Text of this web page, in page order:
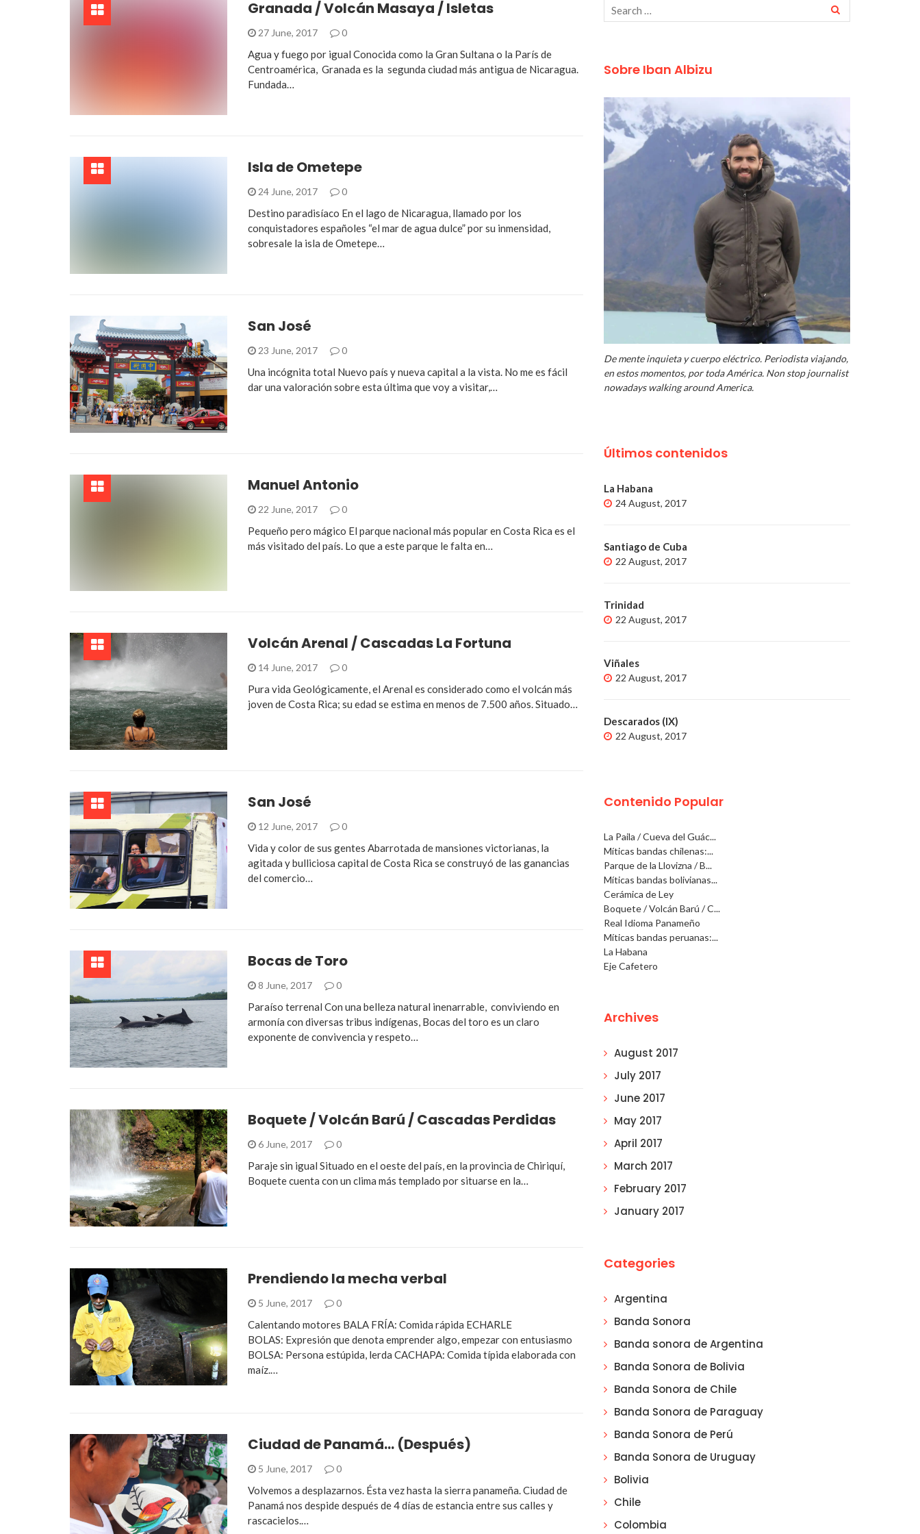
Granada / Volcán Masaya / Isletas
27 June, 2017 0
Agua y fuego por igual Conocida como la Gran Sultana o la París de
Centroamérica, Granada es la segunda ciudad más antigua de Nicaragua.
Fundada…
Isla de Ometepe
24 June, 2017 0
Destino paradisíaco En el lago de Nicaragua, llamado por los
conquistadores españoles “el mar de agua dulce” por su inmensidad,
sobresale la isla de Ometepe…
San José
23 June, 2017 0
Una incógnita total Nuevo país y nueva capital a la vista. No me es fácil
dar una valoración sobre esta última que voy a visitar,…
Manuel Antonio
22 June, 2017 0
Pequeño pero mágico El parque nacional más popular en Costa Rica es el
más visitado del país. Lo que a este parque le falta en…
Volcán Arenal / Cascadas La Fortuna
14 June, 2017 0
Pura vida Geológicamente, el Arenal es considerado como el volcán más
joven de Costa Rica; su edad se estima en menos de 7.500 años. Situado…
San José
12 June, 2017 0
Vida y color de sus gentes Abarrotada de mansiones victorianas, la
agitada y bulliciosa capital de Costa Rica se construyó de las ganancias
del comercio…
Bocas de Toro
8 June, 2017 0
Paraíso terrenal Con una belleza natural inenarrable, conviviendo en
armonía con diversas tribus indígenas, Bocas del toro es un claro
exponente de convivencia y respeto…
Boquete / Volcán Barú / Cascadas Perdidas
6 June, 2017 0
Paraje sin igual Situado en el oeste del país, en la provincia de Chiriquí,
Boquete cuenta con un clima más templado por situarse en la…
Prendiendo la mecha verbal
5 June, 2017 0
Calentando motores BALA FRÍA: Comida rápida ECHARLE
BOLAS: Expresión que denota emprender algo, empezar con entusiasmo
BOLSA: Persona estúpida, lerda CACHAPA: Comida típida elaborada con
maíz.…
Ciudad de Panamá… (Después)
5 June, 2017 0
Volvemos a desplazarnos. Ésta vez hasta la sierra panameña. Ciudad de
Panamá nos despide después de 4 días de estancia entre sus calles y
rascacielos.…
Sobre Iban Albizu
De mente inquieta y cuerpo eléctrico. Periodista viajando,
en estos momentos, por toda América. Non stop journalist
nowadays walking around America.
Últimos contenidos
La Habana
24 August, 2017
Santiago de Cuba
22 August, 2017
Trinidad
22 August, 2017
Viñales
22 August, 2017
Descarados (IX)
22 August, 2017
Contenido Popular
La Paila / Cueva del Guác...
Míticas bandas chilenas:...
Parque de la Llovizna / B...
Míticas bandas bolivianas...
Cerámica de Ley
Boquete / Volcán Barú / C...
Real Idioma Panameño
Míticas bandas peruanas:...
La Habana
Eje Cafetero
Archives
August 2017
July 2017
June 2017
May 2017
April 2017
March 2017
February 2017
January 2017
Categories
Argentina
Banda Sonora
Banda sonora de Argentina
Banda Sonora de Bolivia
Banda Sonora de Chile
Banda Sonora de Paraguay
Banda Sonora de Perú
Banda Sonora de Uruguay
Bolivia
Chile
Colombia